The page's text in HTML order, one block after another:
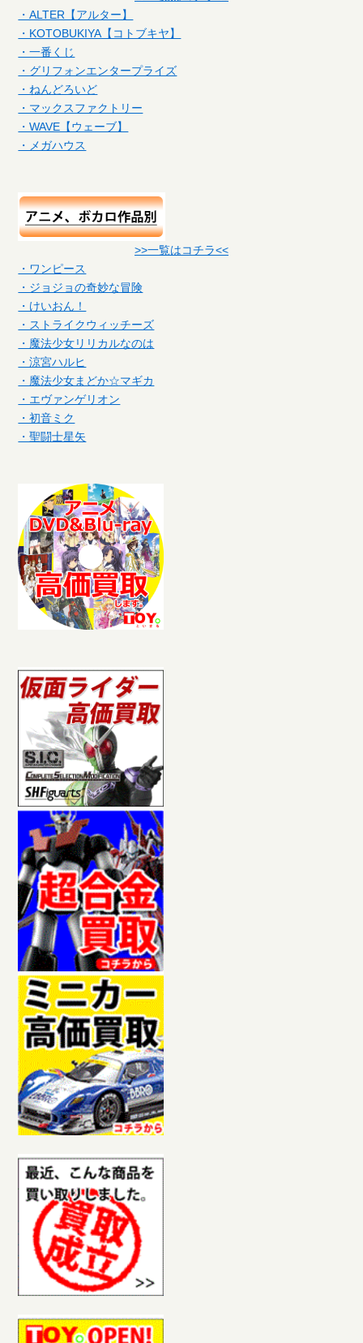
・ALTER【アルター】
・KOTOBUKIYA【コトブキヤ】
・一番くじ
・グリフォンエンタープライズ
・ねんどろいど
・マックスファクトリー
・WAVE【ウェーブ】
・メガハウス
>>一覧はコチラ<<
・ワンピース
・ジョジョの奇妙な冒険
・けいおん！
・ストライクウィッチーズ
・魔法少女リリカルなのは
・涼宮ハルヒ
・魔法少女まどか☆マギカ
・エヴァンゲリオン
・初音ミク
・聖闘士星矢